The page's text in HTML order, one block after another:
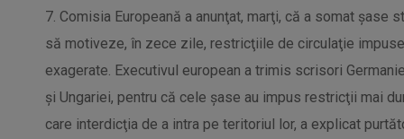
7. Comisia Europeană a anunţat, marţi, că a somat şase
să motiveze, în zece zile, restricţiile de circulaţie
exagerate. Executivul european a trimis scrisori
şi Ungariei, pentru că cele şase au impus restricţii mai
care interdicţia de a intra pe teritoriul lor, a explicat